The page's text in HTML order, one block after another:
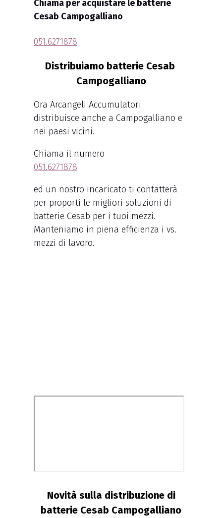
Chiama per acquistare le batterie
Cesab Campogalliano
051.6271878
Distribuiamo batterie Cesab
Campogalliano
Ora Arcangeli Accumulatori
distribuisce anche a Campogalliano e
nei paesi vicini.
Chiama il numero
051.6271878
ed un nostro incaricato ti contatterà
per proporti le migliori soluzioni di
batterie Cesab per i tuoi mezzi.
Manteniamo in piena efficienza i vs.
mezzi di lavoro.
Novità sulla distribuzione di
batterie Cesab Campogalliano